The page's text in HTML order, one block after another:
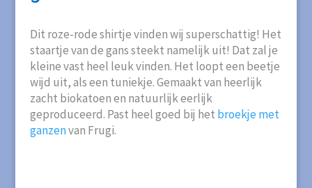
Dit roze-rode shirtje vinden wij superschattig! Het
staartje van de gans steekt namelijk uit! Dat zal je
kleine vast heel leuk vinden. Het loopt een beetje
wijd uit, als een tuniekje. Gemaakt van heerlijk
zacht biokatoen en natuurlijk eerlijk
geproduceerd. Past heel goed bij het broekje met
ganzenvan Frugi.